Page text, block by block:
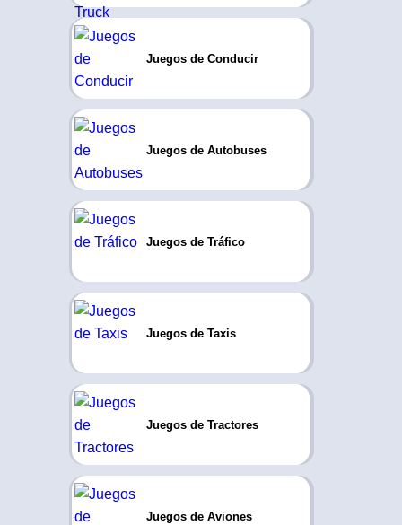
Juegos de Conducir
Juegos de Autobuses
Juegos de Tráfico
Juegos de Taxis
Juegos de Tractores
Juegos de Aviones